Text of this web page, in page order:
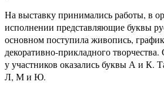
На выставку принимались работы, в
исполнении представляющие буквы
основном поступила живопись,
декоративно-прикладного
у участников оказались буквы А и К.
Л, М и Ю.